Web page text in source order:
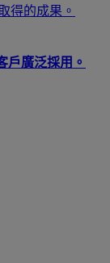
得的成果。
戶廣泛採用。